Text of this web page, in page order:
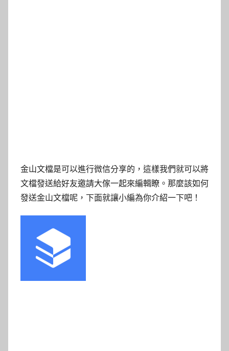
金山文檔是可以進行微信分享的，這樣我們就可以將
文檔發送給好友邀請大傢一起來編輯瞭。那麼該如何
發送金山文檔呢，下面就讓小編為你介紹一下吧！